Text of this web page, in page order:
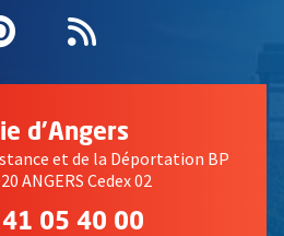
Pinterest
, Ouvre une
Flux RSS
d'Angers
et de la Déportation BP
ANGERS Cedex 02
05 40 00